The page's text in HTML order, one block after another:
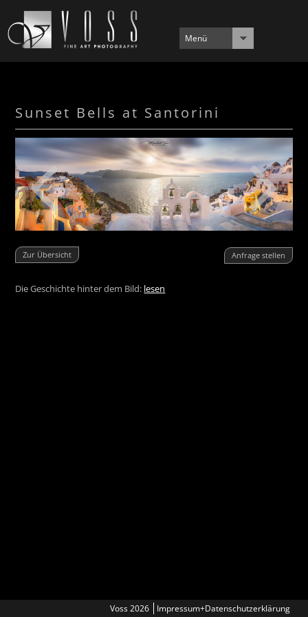
Menü
Sunset Bells at Santorini
Zur Übersicht Anfrage stellen
Die Geschichte hinter dem Bild: lesen
Voss 2026 Impressum+Datenschutzerklärung